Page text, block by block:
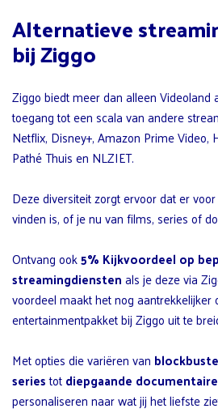
Alternatieve
bij Ziggo
Ziggo biedt meer dan alleen Videoland
toegang tot een scala van andere
Netflix, Disney+, Amazon Prime Video,
Pathé Thuis en NLZIET.
Deze diversiteit zorgt ervoor dat er
vinden is, of je nu van films, series of
Ontvang ook5% Kijkvoordeel op
streamingdienstenals je deze via
voordeel maakt het nog aantrekkelijker
entertainmentpakket bij Ziggo uit te
Met opties die variëren van
seriestotdiepgaande
personaliseren naar wat jij het liefste